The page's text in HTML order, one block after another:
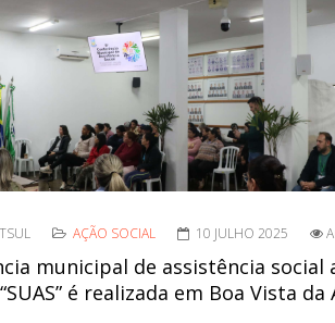
AÇÃO SOCIAL 10 JULHO 2025
municipal de assistência social
é realizada em Boa Vista da